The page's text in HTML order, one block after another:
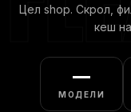
Цел shop. Скрол,
кеш
—
МОДЕЛИ